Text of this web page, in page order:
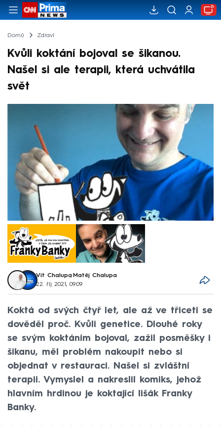
Domů Zdraví
Kvůli koktání bojoval se šikanou.
Našel si ale terapii, která uchvátila
svět
Vít Chalupa, Matěj Chalupa
22. říj 2021, 09:09
Koktá od svých čtyř let, ale až ve třiceti se
dověděl proč. Kvůli genetice. Dlouhé roky
se svým koktáním bojoval, zažil posměšky i
šikanu, měl problém nakoupit nebo si
objednat v restauraci. Našel si zvláštní
terapii. Vymyslel a nakreslil komiks, jehož
hlavním hrdinou je koktající lišák Franky
Banky.